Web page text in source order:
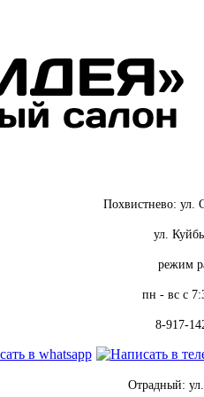
Похвистнево: ул.
ул.
режим
пн - вс с
8-917-
Отрадный: